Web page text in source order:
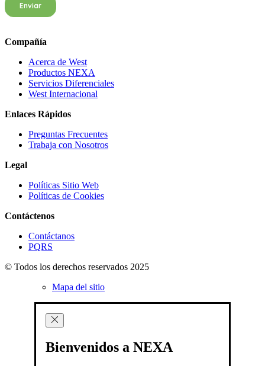
Compañía
Acerca de West
Productos NEXA
Servicios Diferenciales
West Internacional
Enlaces Rápidos
Preguntas Frecuentes
Trabaja con Nosotros
Legal
Políticas Sitio Web
Políticas de Cookies
Contáctenos
Contáctanos
PQRS
© Todos los derechos reservados 2025
Mapa del sitio
Bienvenidos a NEXA